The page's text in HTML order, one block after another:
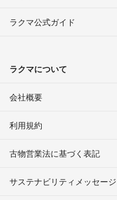
ラクマ公式ガイド
ラクマについて
会社概要
利用規約
古物営業法に基づく表記
サステナビリティメッセージ